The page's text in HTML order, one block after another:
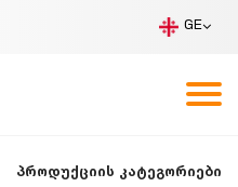
GE
პროდუქციის კატეგორიები